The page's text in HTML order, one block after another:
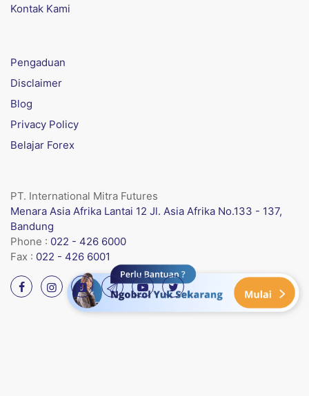
Kontak Kami
Pengaduan
Disclaimer
Blog
Privacy Policy
Belajar Forex
PT. International Mitra Futures
Menara Asia Afrika Lantai 12 Jl. Asia Afrika No.133 - 137,
Bandung
Phone : 022 - 426 6000
Fax : 022 - 426 6001